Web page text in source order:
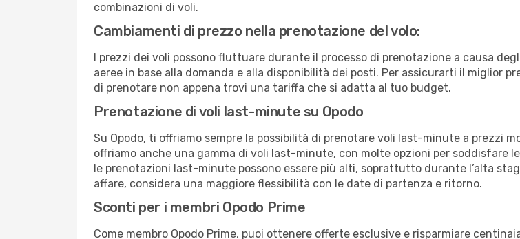
combinazioni di voli.
Cambiamenti di prezzo nella prenotazione del volo:
I prezzi dei voli possono fluttuare durante il processo di prenotazione a causa
aeree in base alla domanda e alla disponibilità dei posti. Per assicurarti il miglior
di prenotare non appena trovi una tariffa che si adatta al tuo budget.
Prenotazione di voli last-minute su Opodo
Su Opodo, ti offriamo sempre la possibilità di prenotare voli last-minute a prezzi
offriamo anche una gamma di voli last-minute, con molte opzioni per soddisfare
le prenotazioni last-minute possono essere più alti, soprattutto durante l’alta
affare, considera una maggiore flessibilità con le date di partenza e ritorno.
Sconti per i membri Opodo Prime
Come membro Opodo Prime, puoi ottenere offerte esclusive e risparmiare